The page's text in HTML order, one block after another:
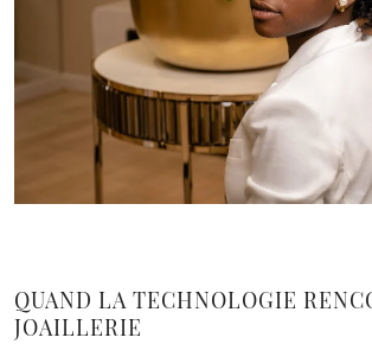
QUAND LA TECHNOLOGIE
JOAILLERIE